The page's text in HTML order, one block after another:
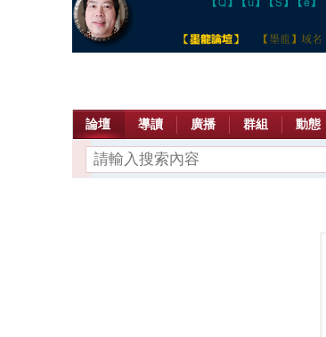
論壇 導讀 廣播 群組 動態